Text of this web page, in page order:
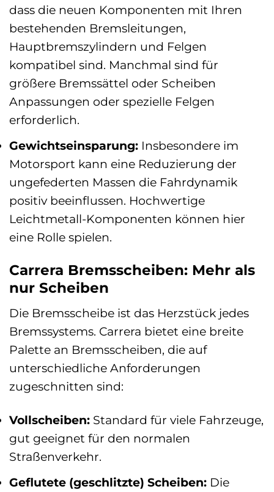
dass die neuen Komponenten mit Ihren
bestehenden Bremsleitungen,
Hauptbremszylindern und Felgen
kompatibel sind. Manchmal sind für
größere Bremssättel oder Scheiben
Anpassungen oder spezielle Felgen
erforderlich.
Gewichtseinsparung: Insbesondere im
Motorsport kann eine Reduzierung der
ungefederten Massen die Fahrdynamik
positiv beeinflussen. Hochwertige
Leichtmetall-Komponenten können hier
eine Rolle spielen.
Carrera Bremsscheiben: Mehr als
nur Scheiben
Die Bremsscheibe ist das Herzstück jedes
Bremssystems. Carrera bietet eine breite
Palette an Bremsscheiben, die auf
unterschiedliche Anforderungen
zugeschnitten sind:
Vollscheiben: Standard für viele Fahrzeuge,
gut geeignet für den normalen
Straßenverkehr.
Geflutete (geschlitzte) Scheiben: Die